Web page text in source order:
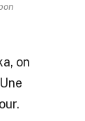
on